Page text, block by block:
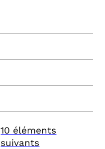
10 éléments
suivants